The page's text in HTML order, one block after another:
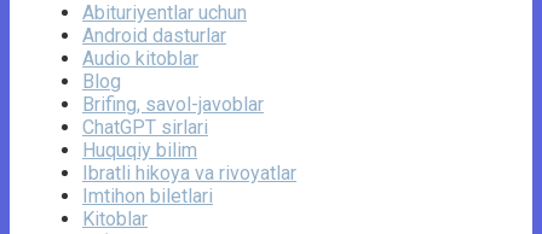
Abituriyentlar uchun
Android dasturlar
Audio kitoblar
Blog
Brifing, savol-javoblar
ChatGPT sirlari
Huquqiy bilim
Ibratli hikoya va rivoyatlar
Imtihon biletlari
Kitoblar